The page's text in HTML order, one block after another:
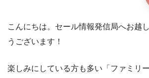
こんにちは。セール情報発信局へお越
うございます！
楽しみにしている方も多い「ファミリー